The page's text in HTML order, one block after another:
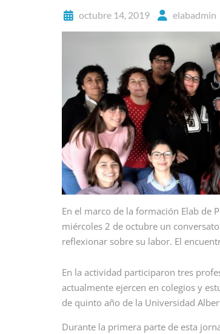
octubre 14, 2019 elabadmin
En el marco de la formación Elab de
miércoles 2 de octubre un
reflexionar sobre su labor. El
En la actividad participaron tres
actualmente ejercen en colegios y
de quinto año de la Universidad
Durante la primera parte de esta